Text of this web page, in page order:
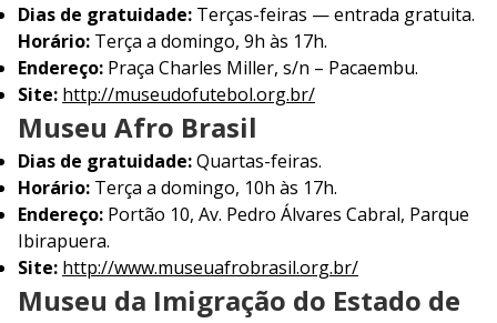
Dias de gratuidade: Terças-feiras — entrada gratuita.
Horário: Terça a domingo, 9h às 17h.
Endereço: Praça Charles Miller, s/n – Pacaembu.
Site: http://museudofutebol.org.br/
Museu Afro Brasil
Dias de gratuidade:Quartas-feiras.
Horário: Terça a domingo, 10h às 17h.
Endereço: Portão 10, Av. Pedro Álvares Cabral, Parque
Ibirapuera.
Site: http://www.museuafrobrasil.org.br/
Museu da Imigração do Estado de